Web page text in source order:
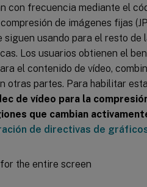
con frecuencia mediante el
de imágenes fijas
siguen usando para el resto
Los usuarios obtienen el
el contenido de vídeo,
otras partes. Para habilitar
de vídeo para la
que cambian
de directivas de